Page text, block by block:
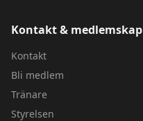
Kontakt & medlemskap
Kontakt
Bli medlem
Tränare
Styrelsen